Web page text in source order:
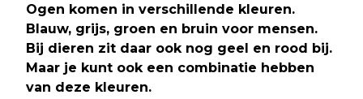
Ogen komen in verschillende kleuren.
Blauw, grijs, groen en bruin voor mensen.
Bij dieren zit daar ook nog geel en rood bij.
Maar je kunt ook een combinatie hebben
van deze kleuren.